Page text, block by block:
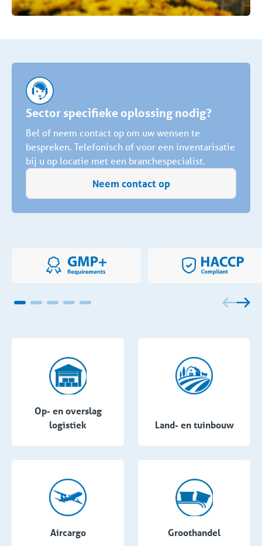
Sector specifieke oplossing nodig?
Bel of neem contact op om uw wensen te
bespreken. Telefonisch of voor een inventarisatie
bij u op locatie met een branchespecialist.
Neem contact op
Op- en overslag
logistiek
Land- en tuinbouw
Aircargo Groothandel